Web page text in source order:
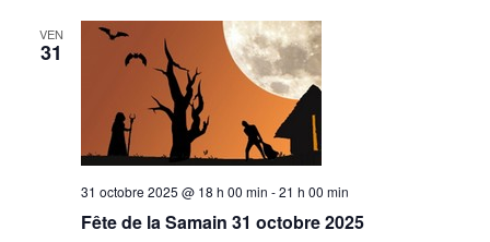
VEN
31
31 octobre 2025 @ 18 h 00 min -21 h 00 min
Fête de la Samain 31 octobre 2025